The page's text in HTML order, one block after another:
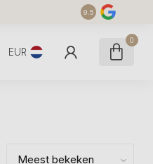
9.5
EUR
0